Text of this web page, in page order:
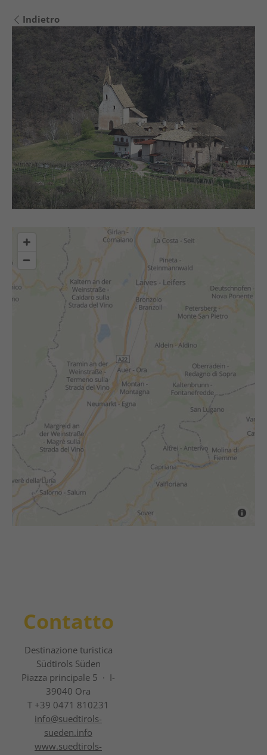
Indietro
Contatto
Destinazione turistica
Südtirols Süden
Piazza principale 5 · I-
39040 Ora
T +39 0471 810231
info@suedtirols-
sueden.info
www.suedtirols-